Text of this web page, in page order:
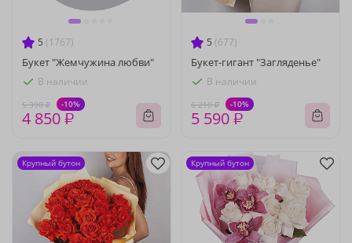
5 (1767)
Букет "Жемчужина любви"
В наличии
5 390 ₽ -10%
4 850 ₽
5 (677)
Букет-гигант "Загляденье"
В наличии
6 210 ₽ -10%
5 590 ₽
Крупный бутон Крупный бутон